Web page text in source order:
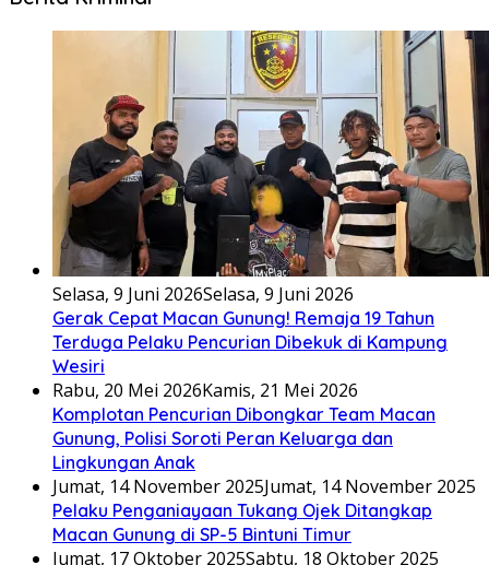
Selasa, 9 Juni 2026Selasa, 9 Juni 2026
Gerak Cepat Macan Gunung! Remaja 19 Tahun
Terduga Pelaku Pencurian Dibekuk di Kampung
Wesiri
Rabu, 20 Mei 2026Kamis, 21 Mei 2026
Komplotan Pencurian Dibongkar Team Macan
Gunung, Polisi Soroti Peran Keluarga dan
Lingkungan Anak
Jumat, 14 November 2025Jumat, 14 November 2025
Pelaku Penganiayaan Tukang Ojek Ditangkap
Macan Gunung di SP-5 Bintuni Timur
Jumat, 17 Oktober 2025Sabtu, 18 Oktober 2025